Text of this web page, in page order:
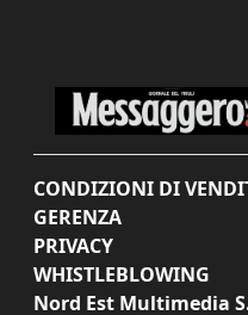
CONDIZIONI DI
GERENZA
PRIVACY
WHISTLEBLOWING
Nord Est Multimedia